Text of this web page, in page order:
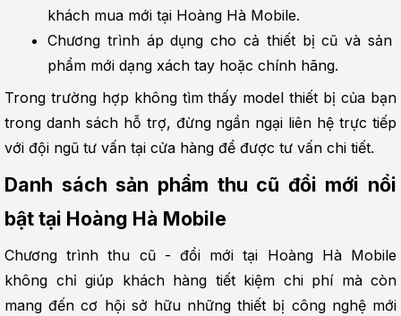
khách mua mới tại Hoàng Hà Mobile.
Chương trình áp dụng cho cả thiết bị cũ và sản
phẩm mới dạng xách tay hoặc chính hãng.
Trong trường hợp không tìm thấy model thiết bị của bạn
trong danh sách hỗ trợ, đừng ngần ngại liên hệ trực tiếp
với đội ngũ tư vấn tại cửa hàng để được tư vấn chi tiết.
Danh sách sản phẩm thu cũ đổi mới nổi
bật tại Hoàng Hà Mobile
Chương trình thu cũ - đổi mới tại Hoàng Hà Mobile
không chỉ giúp khách hàng tiết kiệm chi phí mà còn
mang đến cơ hội sở hữu những thiết bị công nghệ mới